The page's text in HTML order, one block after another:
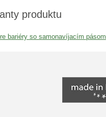
produktu
bariéry so samonavíjacím pásom